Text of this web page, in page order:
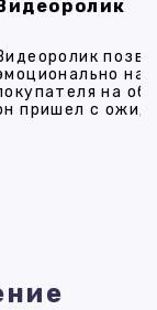
на
пришел с